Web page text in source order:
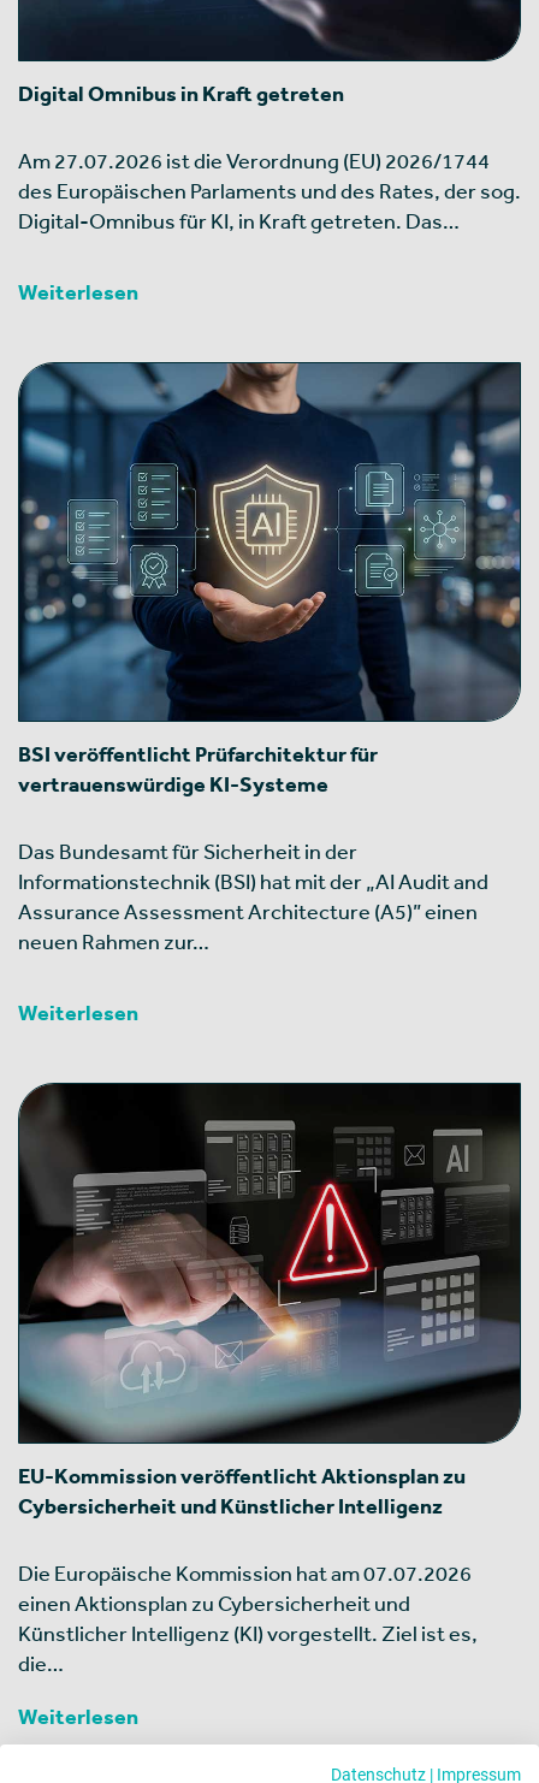
Digital Omnibus in Kraft getreten
Am 27.07.2026 ist die Verordnung (EU) 2026/1744
des Europäischen Parlaments und des Rates, der sog.
Digital-Omnibus für KI, in Kraft getreten. Das…
Weiterlesen
BSI veröffentlicht Prüfarchitektur für
vertrauenswürdige KI-Systeme
Das Bundesamt für Sicherheit in der
Informationstechnik (BSI) hat mit der „AI Audit and
Assurance Assessment Architecture (A5)” einen
neuen Rahmen zur…
Weiterlesen
EU-Kommission veröffentlicht Aktionsplan zu
Cybersicherheit und Künstlicher Intelligenz
Die Europäische Kommission hat am 07.07.2026
einen Aktionsplan zu Cybersicherheit und
Künstlicher Intelligenz (KI) vorgestellt. Ziel ist es,
die…
Weiterlesen
Datenschutz | Impressum